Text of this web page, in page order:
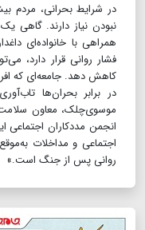
​​​​​​​در شرایط بحرانی، مردم
نبودن نیاز دارند. گاهی
همراهی با خانواده‌ای
فشار روانی قرار دارد،
کاهش دهد. جامعه‌ای که
در برابر بحران‌ها
موسوی‌چلک، معاون
انجمن مددکاران اجتماعی
اجتماعی و مداخلات
روانی پس از جنگ است.»